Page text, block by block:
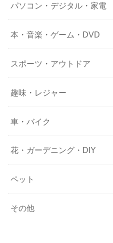
パソコン・デジタル・家電
本・音楽・ゲーム・DVD
スポーツ・アウトドア
趣味・レジャー
車・バイク
花・ガーデニング・DIY
ペット
その他